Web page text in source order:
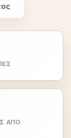
ΑΠΌ